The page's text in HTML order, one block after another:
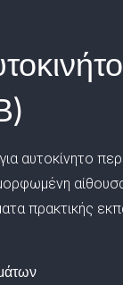
αυτοκίνητο
πρακτικής